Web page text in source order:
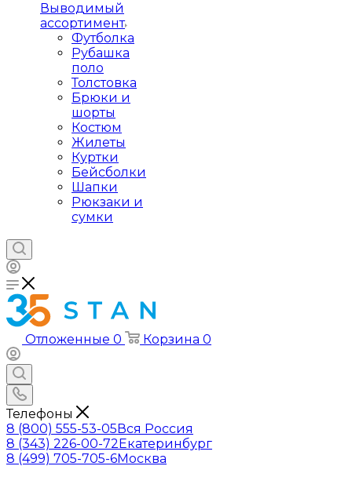
Выводимый
ассортимент
Футболка
Рубашка
поло
Толстовка
Брюки и
шорты
Костюм
Жилеты
Куртки
Бейсболки
Шапки
Рюкзаки и
сумки
Отложенные 0 Корзина 0
Телефоны
8 (800) 555-53-05Вся Россия
8 (343) 226-00-72Екатеринбург
8 (499) 705-705-6Москва